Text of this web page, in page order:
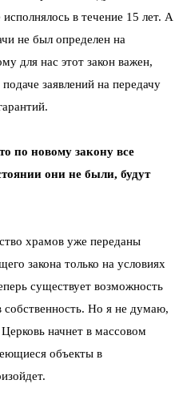
в течение 15 лет. А
не был определен на
для нас этот закон важен,
заявлений на передачу
по новому закону все
они не были, будут
храмов уже переданы
закона только на условиях
существует возможность
Но я не думаю,
начнет в массовом
объекты в